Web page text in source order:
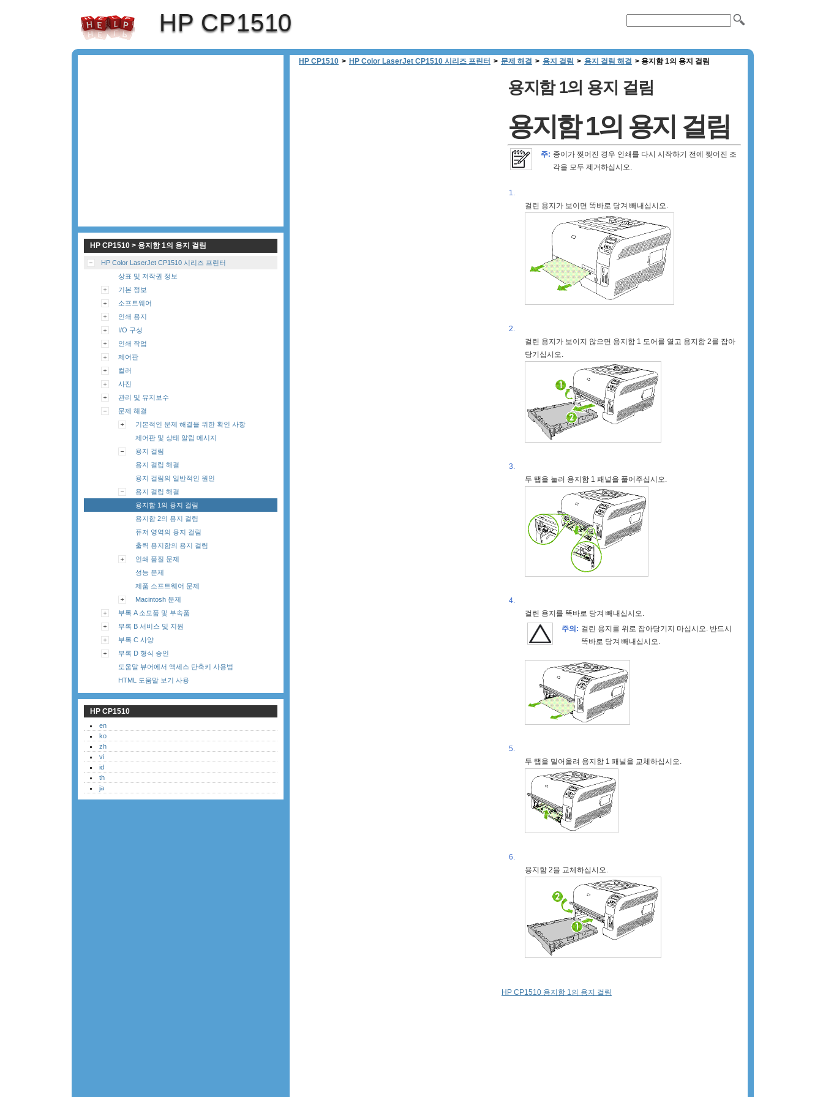
HP CP1510
HP CP1510 > HP Color LaserJet CP1510 시리즈 프린터 > 문제 해결 > 용지 걸림 > 용지 걸림 해결 > 용지함 1의 용지 걸림
용지함 1의 용지 걸림
용지함 1의 용지 걸림
주: 종이가 찢어진 경우 인쇄를 다시 시작하기 전에 찢어진 조
각을 모두 제거하십시오.
1.
걸린 용지가 보이면 똑바로 당겨 빼내십시오.
2.
걸린 용지가 보이지 않으면 용지함 1 도어를 열고 용지함 2를 잡아
당기십시오.
3.
두 탭을 눌러 용지함 1 패널을 풀어주십시오.
4.
걸린 용지를 똑바로 당겨 빼내십시오.
주의: 걸린 용지를 위로 잡아당기지 마십시오. 반드시
똑바로 당겨 빼내십시오.
5.
두 탭을 밀어올려 용지함 1 패널을 교체하십시오.
6.
용지함 2을 교체하십시오.
HP CP1510 용지함 1의 용지 걸림
HP CP1510 > 용지함 1의 용지 걸림
HP Color LaserJet CP1510 시리즈 프린터
상표 및 저작권 정보
기본 정보
소프트웨어
인쇄 용지
I/O 구성
인쇄 작업
제어판
컬러
사진
관리 및 유지보수
문제 해결
기본적인 문제 해결을 위한 확인 사항
제어판 및 상태 알림 메시지
용지 걸림
용지 걸림 해결
용지 걸림의 일반적인 원인
용지 걸림 해결
용지함 1의 용지 걸림
용지함 2의 용지 걸림
퓨저 영역의 용지 걸림
출력 용지함의 용지 걸림
인쇄 품질 문제
성능 문제
제품 소프트웨어 문제
Macintosh 문제
부록 A 소모품 및 부속품
부록 B 서비스 및 지원
부록 C 사양
부록 D 형식 승인
도움말 뷰어에서 액세스 단축키 사용법
HTML 도움말 보기 사용
HP CP1510
en
ko
zh
vi
id
th
ja